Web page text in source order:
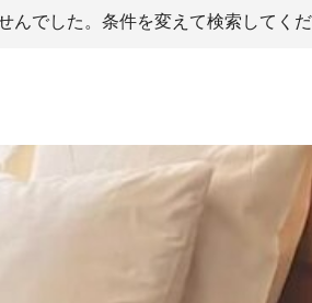
んでした。条件を変えて検索してくだ